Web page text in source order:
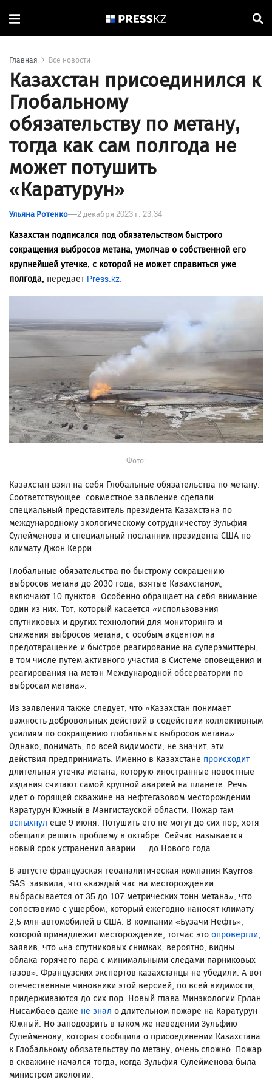
Главная Все новости
Казахстан присоединился к
Глобальному
обязательству по метану,
тогда как сам полгода не
может потушить
«Каратурун»
Ульяна Ротенко 2 декабря 2023 г. 23:34
Казахстан подписался под обязательством быстрого
сокращения выбросов метана, умолчав о собственной его
крупнейшей утечке, с которой не может справиться уже
полгода, передает Press.kz.
Фото:
Казахстан взял на себя Глобальные обязательства по метану.
Соответствующее совместное заявление сделали
специальный представитель президента Казахстана по
международному экологическому сотрудничеству Зульфия
Сулейменова и специальный посланник президента США по
климату Джон Керри.
Глобальные обязательства по быстрому сокращению
выбросов метана до 2030 года, взятые Казахстаном,
включают 10 пунктов. Особенно обращает на себя внимание
один из них. Тот, который касается «использования
спутниковых и других технологий для мониторинга и
снижения выбросов метана, с особым акцентом на
предотвращение и быстрое реагирование на суперэмиттеры,
в том числе путем активного участия в Системе оповещения и
реагирования на метан Международной обсерватории по
выбросам метана».
Из заявления также следует, что «Казахстан понимает
важность добровольных действий в содействии коллективным
усилиям по сокращению глобальных выбросов метана».
Однако, понимать, по всей видимости, не значит, эти
действия предпринимать. Именно в Казахстане происходит
длительная утечка метана, которую иностранные новостные
издания считают самой крупной аварией на планете. Речь
идет о горящей скважине на нефтегазовом месторождении
Каратурун Южный в Мангистауской области. Пожар там
вспыхнул еще 9 июня. Потушить его не могут до сих пор, хотя
обещали решить проблему в октябре. Сейчас называется
новый срок устранения аварии — до Нового года.
В августе французская геоаналитическая компания Kayrros
SAS заявила, что «каждый час на месторождении
выбрасывается от 35 до 107 метрических тонн метана», что
сопоставимо с ущербом, который ежегодно наносят климату
2,5 млн автомобилей в США. В компании «Бузачи Нефть»,
которой принадлежит месторождение, тотчас это опровергли,
заявив, что «на спутниковых снимках, вероятно, видны
облака горячего пара с минимальными следами парниковых
газов». Французских экспертов казахстанцы не убедили. А вот
отечественные чиновники этой версией, по всей видимости,
придерживаются до сих пор. Новый глава Минэкологии Ерлан
Нысамбаев даже не знал о длительном пожаре на Каратурун
Южный. Но заподозрить в таком же неведении Зульфию
Сулейменову, которая сообщила о присоединении Казахстана
к Глобальному обязательству по метану, очень сложно. Пожар
в скважине начался тогда, когда Зульфия Сулейменова была
министром экологии.